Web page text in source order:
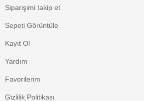
Siparişimi takip et
Sepeti Görüntüle
Kayıt Ol
Yardım
Favorilerim
Gizlilik Politikası